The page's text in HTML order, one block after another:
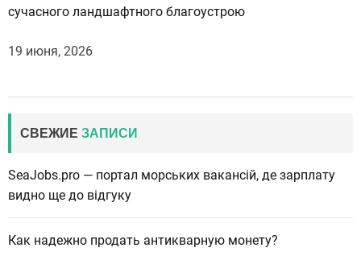
сучасного ландшафтного благоустрою
19 июня, 2026
СВЕЖИЕ ЗАПИСИ
SeaJobs.pro — портал морських вакансій, де зарплату
видно ще до відгуку
Как надежно продать антикварную монету?